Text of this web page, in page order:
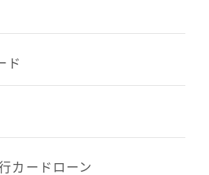
ド
カードローン